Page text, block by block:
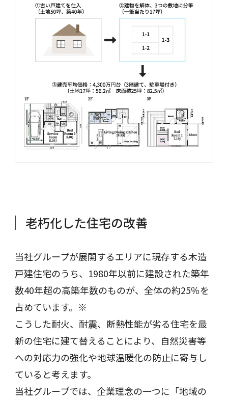
老朽化した住宅の改善
当社グループが展開するエリアに現存する木造
戸建住宅のうち、1980年以前に建設された築年
数40年超の高築年数のものが、全体の約25％を
占めています。※
こうした耐火、耐震、断熱性能が劣る住宅を最
新の住宅に建て替えることにより、自然災害等
への対応力の強化や地球温暖化の防止に寄与し
ていると考えます。
当社グループでは、企業理念の一つに「地域の